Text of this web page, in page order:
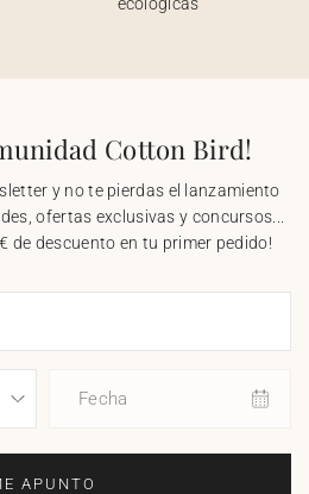
Cotton Bird!
y no te pierdas el lanzamiento
ofertas exclusivas y concursos...
de descuento en tu primer pedido!
Fecha
APUNTO